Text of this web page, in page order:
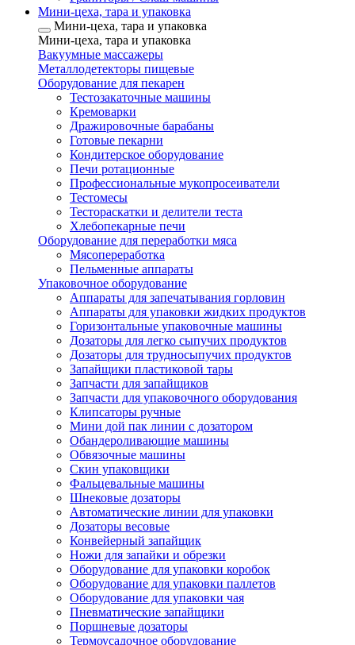
Мини-цеха, тара и упаковка
Мини-цеха, тара и упаковка
Мини-цеха, тара и упаковка
Вакуумные массажеры
Металлодетекторы пищевые
Оборудование для пекарен
Тестозакаточные машины
Кремоварки
Дражировочные барабаны
Готовые пекарни
Кондитерское оборудование
Печи ротационные
Профессиональные мукопросеиватели
Тестомесы
Тестораскатки и делители теста
Хлебопекарные печи
Оборудование для переработки мяса
Мясопереработка
Пельменные аппараты
Упаковочное оборудование
Аппараты для запечатывания горловин
Аппараты для упаковки жидких продуктов
Горизонтальные упаковочные машины
Дозаторы для легко сыпучих продуктов
Дозаторы для трудносыпучих продуктов
Запайщики пластиковой тары
Запчасти для запайщиков
Запчасти для упаковочного оборудования
Клипсаторы ручные
Мини дой пак линии с дозатором
Обандероливающие машины
Обвязочные машины
Скин упаковщики
Фальцевальные машины
Шнековые дозаторы
Автоматические линии для упаковки
Дозаторы весовые
Конвейерный запайщик
Ножи для запайки и обрезки
Оборудование для упаковки коробок
Оборудование для упаковки паллетов
Оборудование для упаковки чая
Пневматические запайщики
Поршневые дозаторы
Термоусадочное оборудование